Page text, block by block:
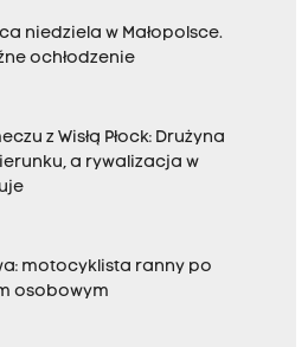
niedziela w Małopolsce.
ochłodzenie
z Wisłą Płock: Drużyna
a rywalizacja w
motocyklista ranny po
osobowym